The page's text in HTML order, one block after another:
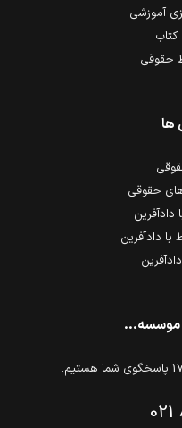
موسسه...
آموزشی
کتاب
حقوقی
ها
حقوقی
دادآفرین
دادآفرین